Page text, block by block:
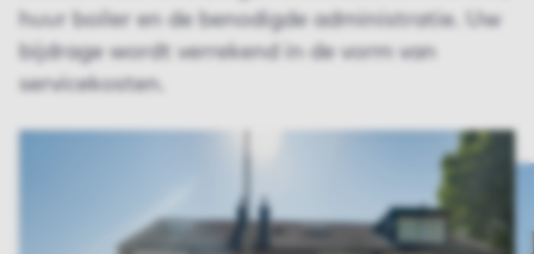
huur boiler en de benodigde administratie. Uw
bijdrage wordt verrekend in de vorm van
servicekosten.